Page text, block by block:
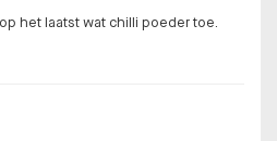
het laatst wat chilli poeder toe.